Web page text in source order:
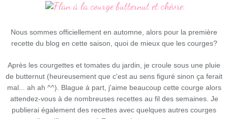
Nous sommes officiellement en automne, alors pour la première
recette du blog en cette saison, quoi de mieux que les courges?
Après les courgettes et tomates du jardin, je croule sous une pluie
de butternut (heureusement que c'est au sens figuré sinon ça ferait
mal... ah ah ^^). Blague à part, j'aime beaucoup cette courge alors
attendez-vous à de nombreuses recettes au fil des semaines. Je
publierai également des recettes avec quelques autres courges